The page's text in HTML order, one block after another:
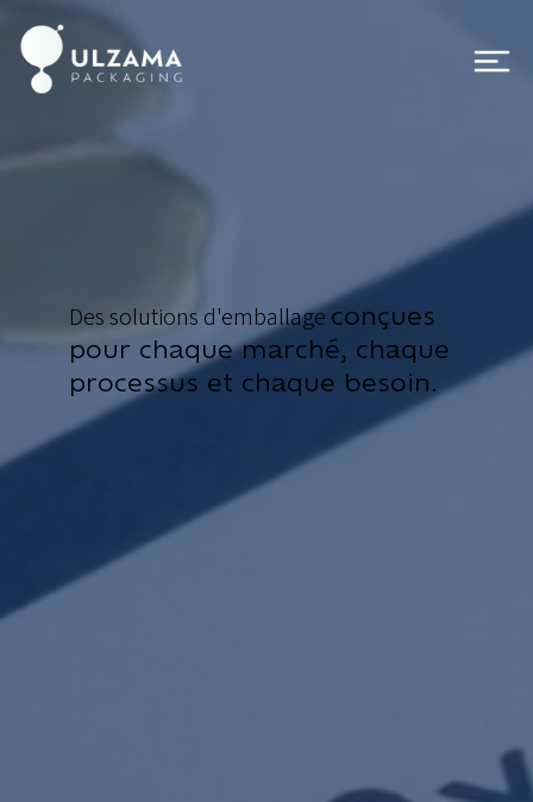
Des solutions d'emballageconçues
pour chaque marché, chaque
processus et chaque besoin.